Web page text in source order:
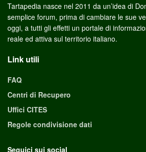
Tartapedia nasce nel 2011 da un’idea di
semplice forum, prima di cambiare le sue
oggi, a tutti gli effetti un portale di
reale ed attiva sul territorio italiano.
Link utili
FAQ
Centri di Recupero
Uffici CITES
Regole condivisione dati
Seguici sui social